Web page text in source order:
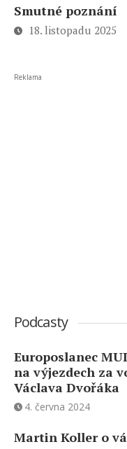
Smutné poznání
18. listopadu 2025
Reklama
Podcasty
Europoslanec
na výjezdech za
Václava Dvořáka
4. června 2024
Martin Koller o